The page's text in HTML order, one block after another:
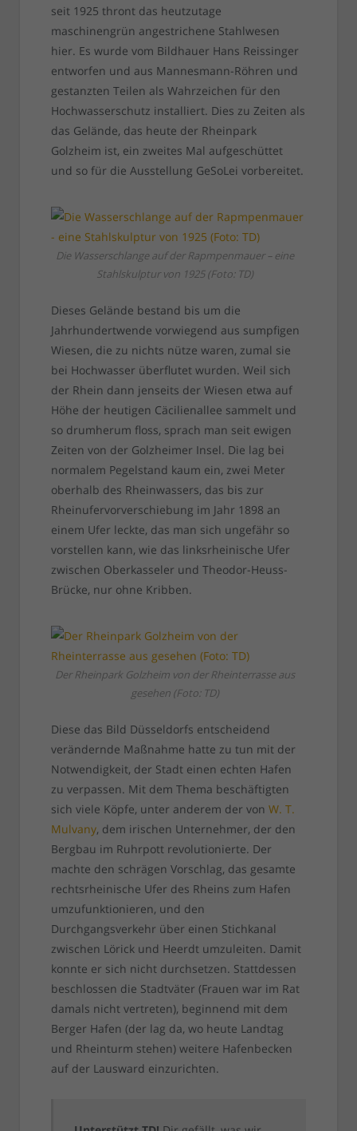
seit 1925 thront das heutzutage
maschinengrün angestrichene Stahlwesen
hier. Es wurde vom Bildhauer Hans Reissinger
entworfen und aus Mannesmann-Röhren und
gestanzten Teilen als Wahrzeichen für den
Hochwasserschutz installiert. Dies zu Zeiten als
das Gelände, das heute der Rheinpark
Golzheim ist, ein zweites Mal aufgeschüttet
und so für die Ausstellung GeSoLei vorbereitet.
Die Wasserschlange auf der Rapmpenmauer – eine
Stahlskulptur von 1925 (Foto: TD)
Dieses Gelände bestand bis um die
Jahrhundertwende vorwiegend aus sumpfigen
Wiesen, die zu nichts nütze waren, zumal sie
bei Hochwasser überflutet wurden. Weil sich
der Rhein dann jenseits der Wiesen etwa auf
Höhe der heutigen Cäcilienallee sammelt und
so drumherum floss, sprach man seit ewigen
Zeiten von der Golzheimer Insel. Die lag bei
normalem Pegelstand kaum ein, zwei Meter
oberhalb des Rheinwassers, das bis zur
Rheinufervorverschiebung im Jahr 1898 an
einem Ufer leckte, das man sich ungefähr so
vorstellen kann, wie das linksrheinische Ufer
zwischen Oberkasseler und Theodor-Heuss-
Brücke, nur ohne Kribben.
Der Rheinpark Golzheim von der Rheinterrasse aus
gesehen (Foto: TD)
Diese das Bild Düsseldorfs entscheidend
verändernde Maßnahme hatte zu tun mit der
Notwendigkeit, der Stadt einen echten Hafen
zu verpassen. Mit dem Thema beschäftigten
sich viele Köpfe, unter anderem der von W. T.
Mulvany, dem irischen Unternehmer, der den
Bergbau im Ruhrpott revolutionierte. Der
machte den schrägen Vorschlag, das gesamte
rechtsrheinische Ufer des Rheins zum Hafen
umzufunktionieren, und den
Durchgangsverkehr über einen Stichkanal
zwischen Lörick und Heerdt umzuleiten. Damit
konnte er sich nicht durchsetzen. Stattdessen
beschlossen die Stadtväter (Frauen war im Rat
damals nicht vertreten), beginnend mit dem
Berger Hafen (der lag da, wo heute Landtag
und Rheinturm stehen) weitere Hafenbecken
auf der Lausward einzurichten.